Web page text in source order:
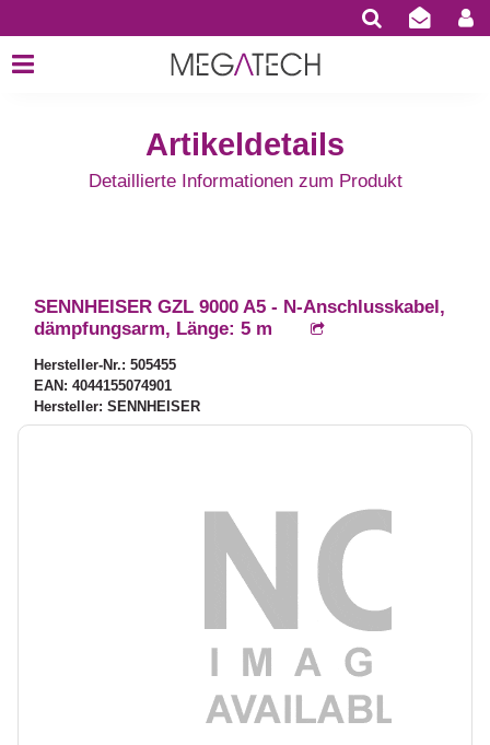
Artikeldetails
Detaillierte Informationen zum Produkt
SENNHEISER GZL 9000 A5 - N-Anschlusskabel,
dämpfungsarm, Länge: 5 m
Hersteller-Nr.: 505455
EAN: 4044155074901
Hersteller: SENNHEISER